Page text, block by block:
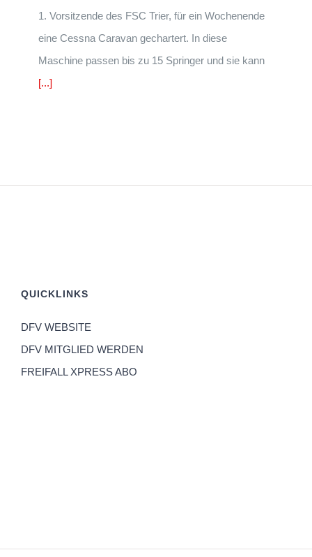
1. Vorsitzende des FSC Trier, für ein Wochenende
eine Cessna Caravan gechartert. In diese
Maschine passen bis zu 15 Springer und sie kann
[...]
QUICKLINKS
DFV WEBSITE
DFV MITGLIED WERDEN
FREIFALL XPRESS ABO